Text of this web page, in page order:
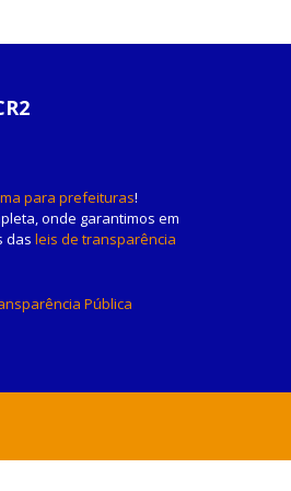
para prefeituras!
onde garantimos em
das leis de transparência
Pública